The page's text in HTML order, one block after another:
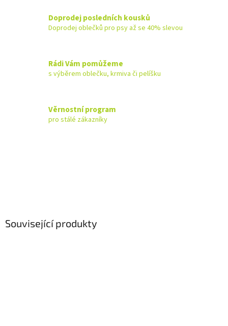
Doprodej posledních kousků
Doprodej oblečků pro psy až se 40% slevou
Rádi Vám pomůžeme
s výběrem oblečku, krmiva či pelíšku
Věrnostní program
pro stálé zákazníky
Související produkty